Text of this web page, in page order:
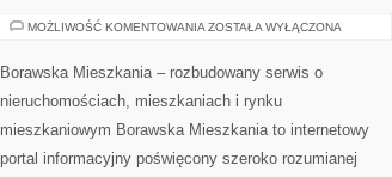
MOŻLIWOŚĆ KOMENTOWANIA INWESTOWANIE
ZOSTAŁA WYŁĄCZONA
Borawska Mieszkania – rozbudowany serwis o
nieruchomościach, mieszkaniach i rynku
mieszkaniowym Borawska Mieszkania to internetowy
portal informacyjny poświęcony szeroko rozumianej